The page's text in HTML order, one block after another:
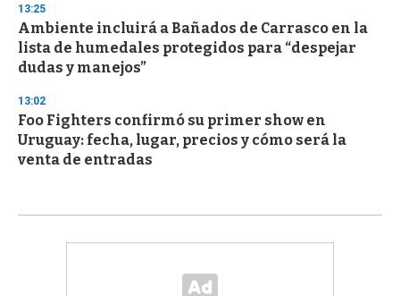
13:25
Ambiente incluirá a Bañados de Carrasco en la
lista de humedales protegidos para “despejar
dudas y manejos”
13:02
Foo Fighters confirmó su primer show en
Uruguay: fecha, lugar, precios y cómo será la
venta de entradas